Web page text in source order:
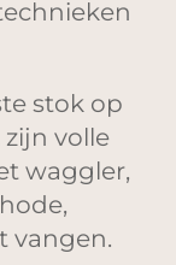
stok op
volle
waggler,
vangen.